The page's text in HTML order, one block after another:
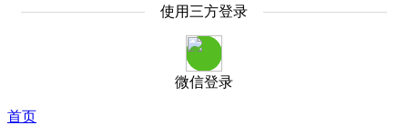
使用三方登录
微信登录
首页